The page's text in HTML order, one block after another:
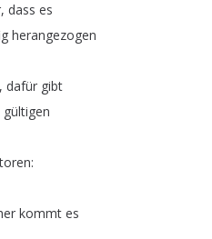
, dass es
herangezogen
, dafür gibt
gültigen
:
kommt es